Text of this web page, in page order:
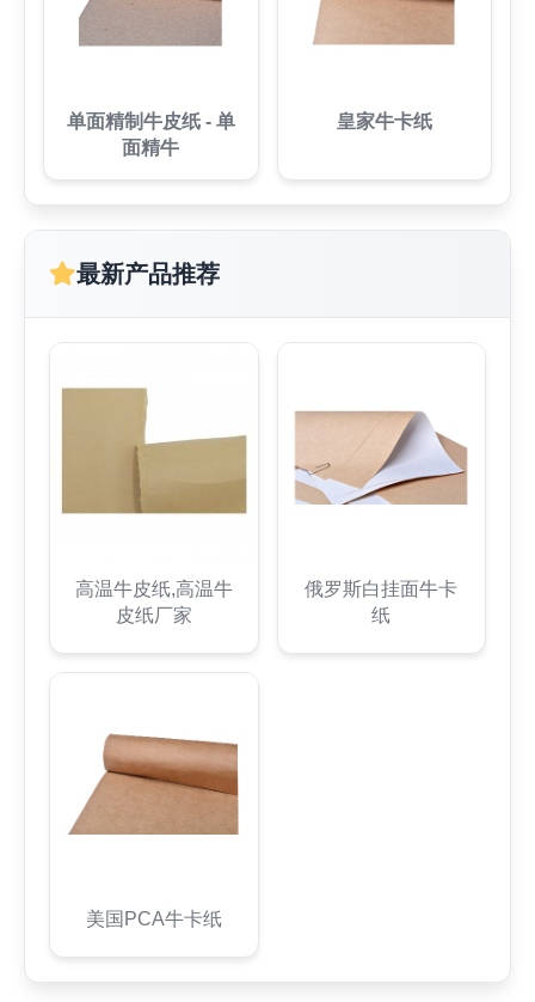
单面精制牛皮纸 - 单
面精牛
皇家牛卡纸
最新产品推荐
高温牛皮纸,高温牛
皮纸厂家
俄罗斯白挂面牛卡
纸
美国PCA牛卡纸